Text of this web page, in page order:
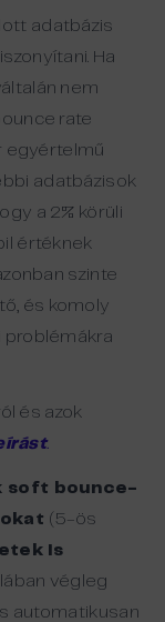
adatbázis
. Ha
nem
rate
egyértelmű
adatbázisok
a 2% körüli
értéknek
szinte
, és komoly
problémákra
és azok
.
soft bounce-
(5-ös
is
végleg
automatikusan